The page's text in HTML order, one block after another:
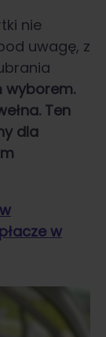
nie
uwagę, z
wyborem.
Ten
dla
w